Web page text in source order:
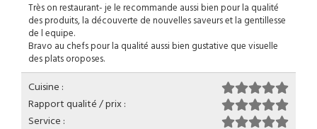
Très on restaurant- je le recommande aussi bien pour la qualité
des produits, la découverte de nouvelles saveurs et la gentillesse
de l equipe.
Bravo au chefs pour la qualité aussi bien gustative que visuelle
des plats oroposes.
Cuisine :
Rapport qualité / prix :
Service :